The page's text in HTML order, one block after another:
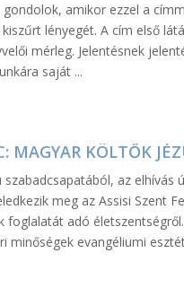
amikor ezzel a
lényegét. A cím első
mérleg. Jelentésnek
saját ...
MAGYAR KÖLTŐK
az
meg az Assisi Szent
adó
minőségek evangéliumi